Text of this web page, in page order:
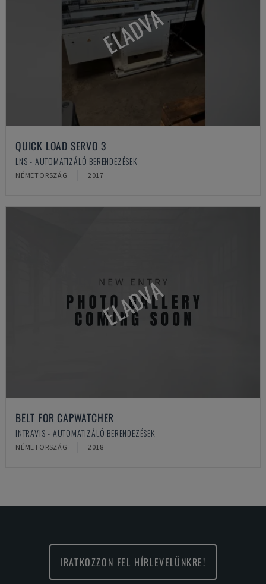
ELADVA
QUICK LOAD SERVO 3
LNS - AUTOMATIZÁLÓ BERENDEZÉSEK
NÉMETORSZÁG 2017
ELADVA
BELT FOR CAPWATCHER
INTRAVIS - AUTOMATIZÁLÓ BERENDEZÉSEK
NÉMETORSZÁG 2018
IRATKOZZON FEL HÍRLEVELÜNKRE!